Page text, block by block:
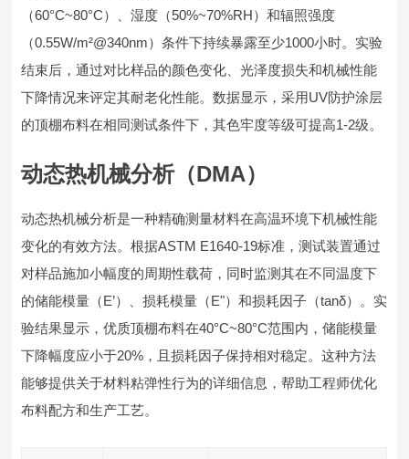
（60°C~80°C）、湿度（50%~70%RH）和辐照强度
（0.55W/m²@340nm）条件下持续暴露至少1000小时。实验
结束后，通过对比样品的颜色变化、光泽度损失和机械性能
下降情况来评定其耐老化性能。数据显示，采用UV防护涂层
的顶棚布料在相同测试条件下，其色牢度等级可提高1-2级。
动态热机械分析（DMA）
动态热机械分析是一种精确测量材料在高温环境下机械性能
变化的有效方法。根据ASTM E1640-19标准，测试装置通过
对样品施加小幅度的周期性载荷，同时监测其在不同温度下
的储能模量（E’）、损耗模量（E"）和损耗因子（tanδ）。实
验结果显示，优质顶棚布料在40°C~80°C范围内，储能模量
下降幅度应小于20%，且损耗因子保持相对稳定。这种方法
能够提供关于材料粘弹性行为的详细信息，帮助工程师优化
布料配方和生产工艺。